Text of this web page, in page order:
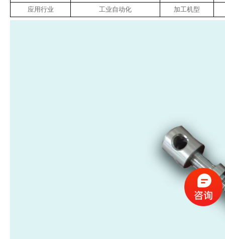
应用行业
工业自动化 加工机型